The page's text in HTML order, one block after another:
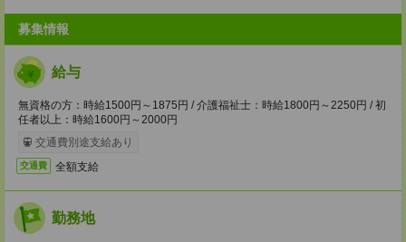
募集情報
給与
無資格の方：時給1500円～1875円 / 介護福祉士：時給1800円～2250円 / 初
任者以上：時給1600円～2000円
交通費別途支給あり
交通費 全額支給
勤務地